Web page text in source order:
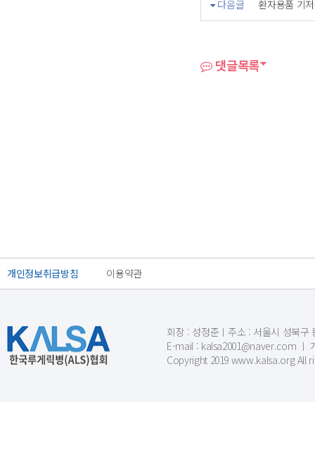
다음글 환자용품 기
댓글목록
개인정보취급방침 이용약관
회장 : 성정준ㅣ주소 : 서울시 성북구
E-mail : kalsa2001@naver.com ㅣ
Copyright 2019 www.kalsa.org All